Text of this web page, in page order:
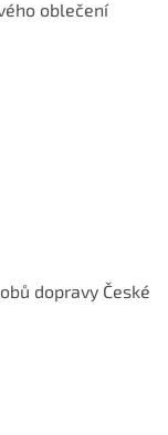
oblečení
dopravy České